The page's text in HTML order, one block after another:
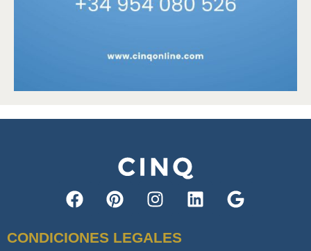
CONDICIONES LEGALES